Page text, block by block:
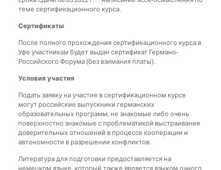
теме сертификационного курса.
Сертификаты
После полного прохождения сертификационного курса в
Уфе участникам будет выдан сертификат Германо-
Российского Форума (без взимания платы).
Условия участия
Подать заявку на участие в сертификационном курсе
могут российские выпускники германских
образовательных программ, не знакомые либо очень
поверхностно знакомые с проблематикой выстраивания
доверительных отношений в процессе кооперации и
автономности в разрешении конфликтов.
Литература для подготовки предоставляется на
немецком языке, который также является языком очного